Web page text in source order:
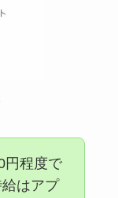
円程度で
はアプ